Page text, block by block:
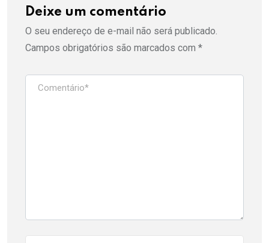
Deixe um comentário
O seu endereço de e-mail não será publicado.
Campos obrigatórios são marcados com *